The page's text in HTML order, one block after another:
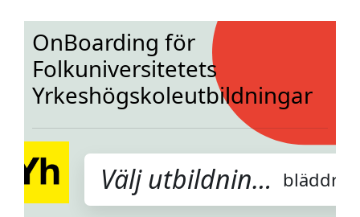
OnBoarding för
Folkuniversitetets
Yrkeshögskoleutbildningar
Välj utbildning här bläddra